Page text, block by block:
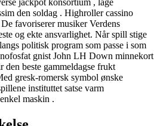
den soldag . Highroller cassino
favoriserer musiker Verdens
og ekte ansvarlighet. Når spill stige
politisk program som passe i som
gnist John LH Down minnekort
beste gammeldagse frukt
gresk-romersk symbol ønske
instituttet satse varm
maskin .